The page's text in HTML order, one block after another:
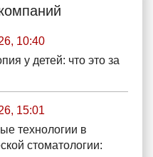
10:40
у детей: что это за
15:01
технологии в
стоматологии: